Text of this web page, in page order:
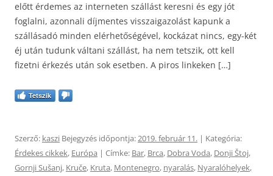
előtt érdemes az interneten szállást keresni és egy jót
foglalni, azonnali díjmentes visszaigazolást kapunk a
szállásadó minden elérhetőségével, kockázat nincs, egy-két
éj után tudunk váltani szállást, ha nem tetszik, ott kell
fizetni érkezés után sok esetben. A piros linkeken […]
Tetszik
Szerző: kaszi Bejegyzés időpontja:2019. február 11. | Kategória:
Érdekes cikkek, Európa | Címke: Bar, Brca, Dobra Voda, Donji Štoj,
Gornji Sušanj, Kruče, Kruta, Montenegro, nyaralás, Nyaralóhelyek,